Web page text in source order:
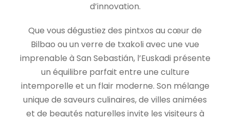
d’innovation.
Que vous dégustiez des pintxos au cœur de
Bilbao ou un verre de txakoli avec une vue
imprenable à San Sebastián, l’Euskadi présente
un équilibre parfait entre une culture
intemporelle et un flair moderne. Son mélange
unique de saveurs culinaires, de villes animées
et de beautés naturelles invite les visiteurs à